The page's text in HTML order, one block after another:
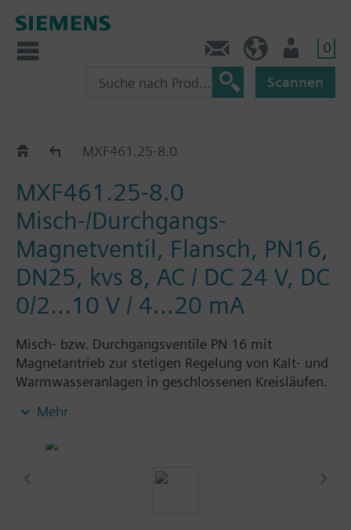
0
Scannen
MXF461..MXF461.25-8.0
MXF461.25-8.0
Misch-/Durchgangs-
Magnetventil, Flansch, PN16,
DN25, kvs 8, AC / DC 24 V, DC
0/2...10 V / 4...20 mA
Misch- bzw. Durchgangsventile PN 16 mit
Magnetantrieb zur stetigen Regelung von Kalt- und
Warmwasseranlagen in geschlossenen Kreisläufen.
Notstellfunktion, Handverstellung.
Zusatzinformation
Beim Einsatz als Durchgangsventil ist Eingang B (2)
Mehr